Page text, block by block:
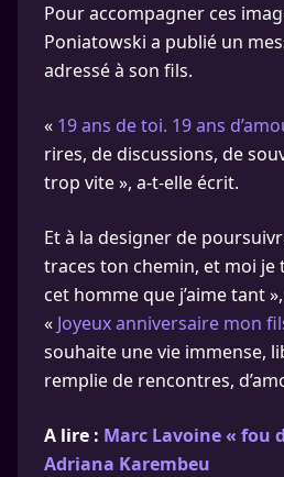
Pour accompagner ces
Poniatowski a publié un
adressé à son fils.
« 19 ans de toi. 19 ans
rires, de discussions, de
trop vite », a-t-elle écrit.
Et à la designer de
traces ton chemin, et moi je
cet homme que j’aime tant
« Joyeux anniversaire mon
souhaite une vie immense,
remplie de rencontres,
A lire : Marc Lavoine « fou
Adriana Karembeu